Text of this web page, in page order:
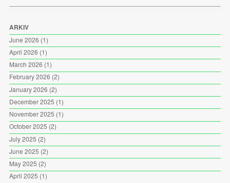
ARKIV
June 2026 (1)
April 2026 (1)
March 2026 (1)
February 2026 (2)
January 2026 (2)
December 2025 (1)
November 2025 (1)
October 2025 (2)
July 2025 (2)
June 2025 (2)
May 2025 (2)
April 2025 (1)